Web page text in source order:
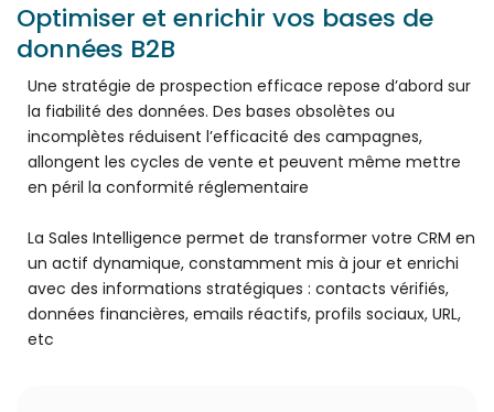
Optimiser et enrichir vos bases de
données B2B
Une stratégie de prospection efficace repose d’abord sur
la fiabilité des données. Des bases obsolètes ou
incomplètes réduisent l’efficacité des campagnes,
allongent les cycles de vente et peuvent même mettre
en péril la conformité réglementaire
La Sales Intelligence permet de transformer votre CRM en
un actif dynamique, constamment mis à jour et enrichi
avec des informations stratégiques : contacts vérifiés,
données financières, emails réactifs, profils sociaux, URL,
etc